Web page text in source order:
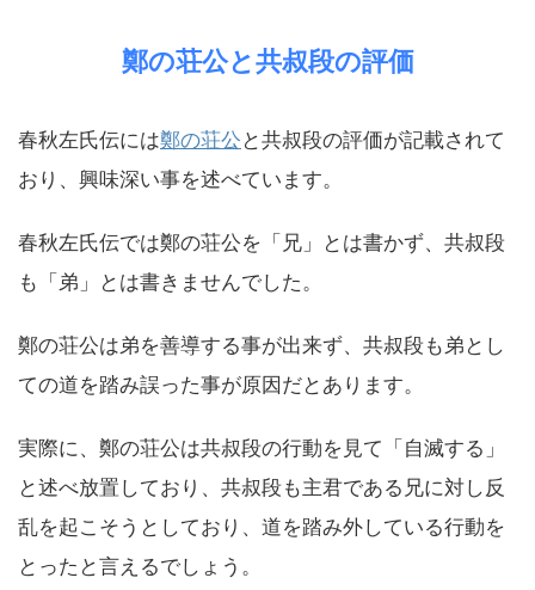
鄭の荘公と共叔段の評価
春秋左氏伝には鄭の荘公 と共叔段の評価が記載されて
おり、興味深い事を述べています。
春秋左氏伝では鄭の荘公を「兄」とは書かず、共叔段
も「弟」とは書きませんでした。
鄭の荘公は弟を善導する事が出来ず、共叔段も弟とし
ての道を踏み誤った事が原因だとあります。
実際に、鄭の荘公は共叔段の行動を見て「自滅する」
と述べ放置しており、共叔段も主君である兄に対し反
乱を起こそうとしており、道を踏み外している行動を
とったと言えるでしょう。